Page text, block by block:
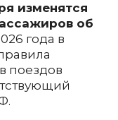
изменятся
об
года в
поездов